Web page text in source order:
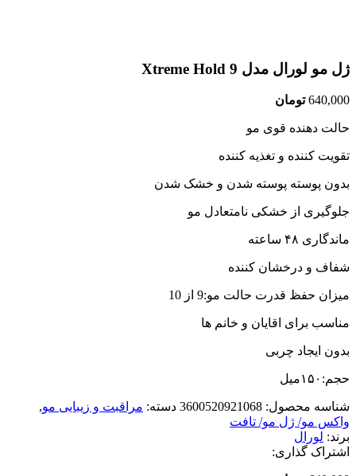
ژل مو لورال مدل Xtreme Hold 9
640,000 تومان
حالت دهنده قوی مو
تقویت کننده و تغذیه کننده
بدون پوسته پوسته شدن و خشک شدن
جلوگیری از خشکی نامتعادل مو
ماندگاری ۴۸ ساعته
شفاف و درخشان کننده
میزان حفظ قدرت حالت مو:9 از 10
مناسب برای اقایان و خانم ها
بدون ایجاد چربی
حجم:۱۵۰میل
شناسه محصول: 3600520921068 دسته: مراقبت و زیبایی مو,
واکس مو/ ژل مو/ تافت
برند: لورال
اشتراک گذاری: